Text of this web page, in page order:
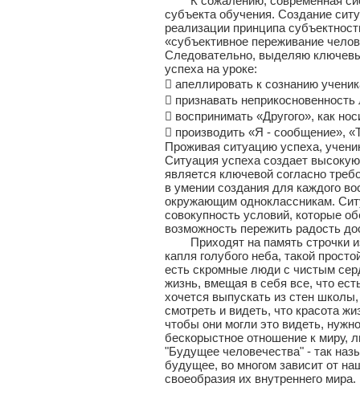
субъекта обучения. Создание
реализации принципа
«субъективное переживание
Следовательно, выделяю
успеха на уроке:
 апеллировать к сознанию
 признавать неприкосновенность
 воспринимать «Другого», как
 производить «Я - сообщение»,
Проживая ситуацию успеха,
Ситуация успеха создает
является ключевой согласно
в умении создания для каждого
окружающим одноклассникам.
совокупность условий, которые
возможность пережить радость
Приходят на память строчки из
капля голубого неба, такой
есть скромные люди с чистым
жизнь, вмещая в себя все, что
хочется выпускать из стен
смотреть и видеть, что красота
чтобы они могли это видеть,
бескорыстное отношение к миру,
"Будущее человечества" - так
будущее, во многом зависит от
своеобразия их внутреннего мира.